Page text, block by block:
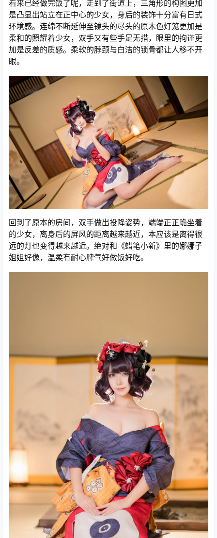
看来已经做完饭了呢，走到了街道上，三角形的构图更加
是凸显出站立在正中心的少女，身后的装饰十分富有日式
环境感。连绵不断延伸至镜头的尽头的原木色灯笼更加是
柔和的照耀着少女，双手又有些手足无措，眼里的拘谨更
加是反差的质感。柔软的脖颈与白洁的锁骨都让人移不开
眼。
回到了原本的房间，双手做出投降姿势，端端正正跪坐着
的少女，离身后的屏风的距离越来越近，本应该是离得很
远的灯也变得越来越近。绝对和《蜡笔小新》里的娜娜子
姐姐好像，温柔有耐心脾气好做饭好吃。